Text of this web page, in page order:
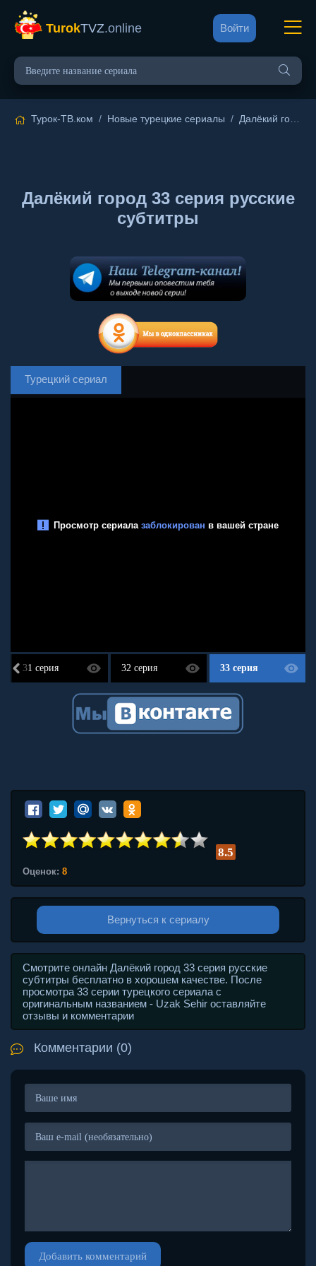
TurokTVZ.online Войти
Турок-ТВ.ком / Новые турецкие сериалы / Далёкий город
Далёкий город 33 серия русские
субтитры
Турецкий сериал
31 серия 32 серия 33 серия
8.5
Оценок: 8
Вернуться к сериалу
Смотрите онлайн Далёкий город 33 серия русские
субтитры бесплатно в хорошем качестве. После
просмотра 33 серии турецкого сериала с
оригинальным названием - Uzak Sehir оставляйте
отзывы и комментарии
Комментарии (0)
Добавить комментарий